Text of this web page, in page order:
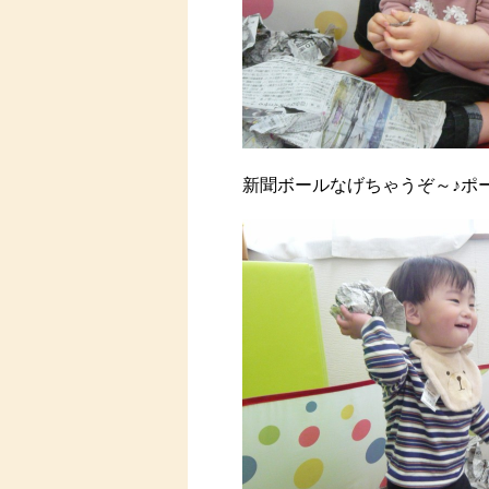
新聞ボールなげちゃうぞ～♪ポ